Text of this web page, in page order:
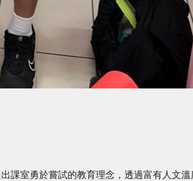
課室勇於嘗試的教育理念，透過富有人文溫